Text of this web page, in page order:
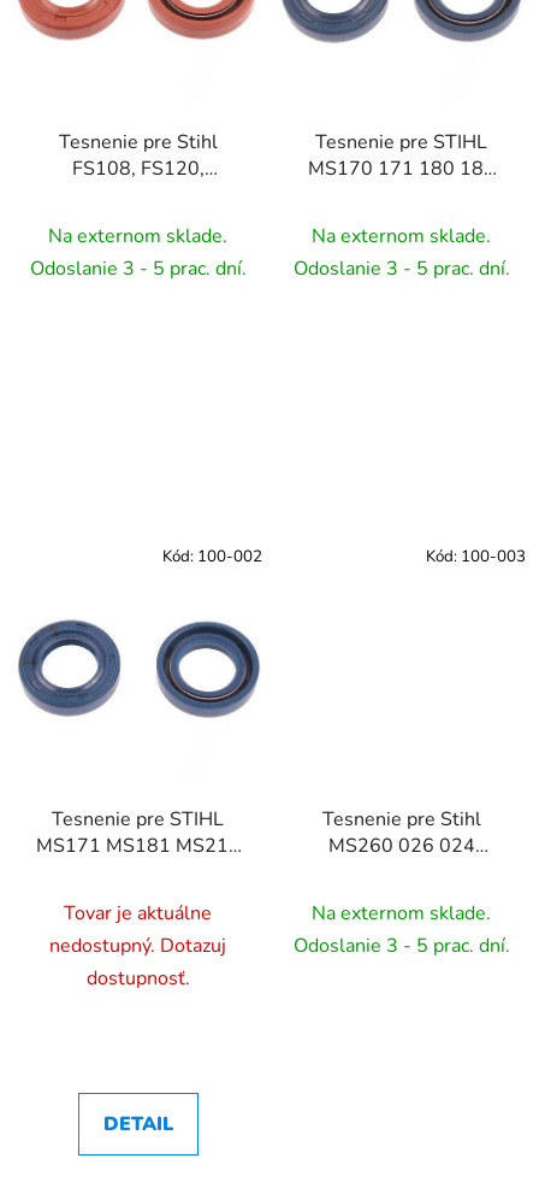
Tesnenie pre Stihl
FS108, FS120,
Na externom sklade.
Odoslanie 3 - 5 prac. dní.
Tesnenie pre STIHL
MS170 171 180 181
Na externom sklade.
Odoslanie 3 - 5 prac. dní.
Tesnenie pre STIHL
MS171 MS181 MS211
Tovar je aktuálne
nedostupný. Dotazuj
dostupnosť.
DETAIL
Kód: 100-002
Tesnenie pre Stihl
MS260 026 024
Na externom sklade.
Odoslanie 3 - 5 prac. dní.
Kód: 100-003